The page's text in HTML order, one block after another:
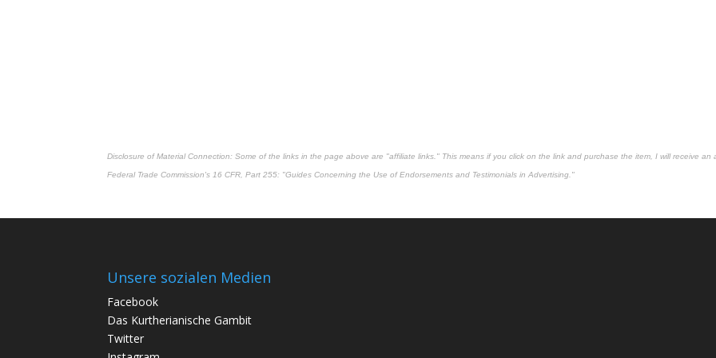
Disclosure of Material Connection: Some of the links in the page above are "affiliate links." This means if you click on the link and purchase the item, I will receive
Federal Trade Commission's 16 CFR, Part 255: "Guides Concerning the Use of Endorsements and Testimonials in Advertising."
Unsere sozialen Medien
Facebook
Das Kurtherianische Gambit
Twitter